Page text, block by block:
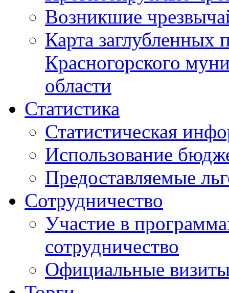
Возникшие
Карта
Красногорского
области
Статистика
Статистическая
Использование
Предоставляемые
Сотрудничество
Участие в
сотрудничество
Официальные